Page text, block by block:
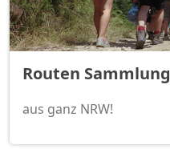
Routen Sammlung
aus ganz NRW!